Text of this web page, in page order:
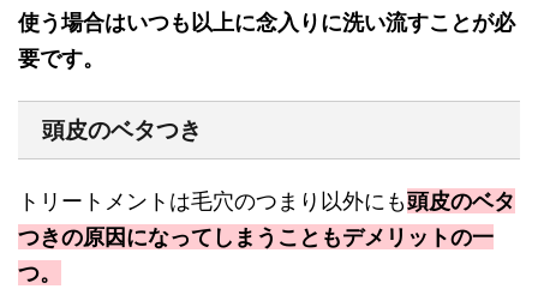
使う場合はいつも以上に念入りに洗い流すことが必
要です。
頭皮のベタつき
トリートメントは毛穴のつまり以外にも頭皮のベタ
つきの原因になってしまうこともデメリットの一
つ。